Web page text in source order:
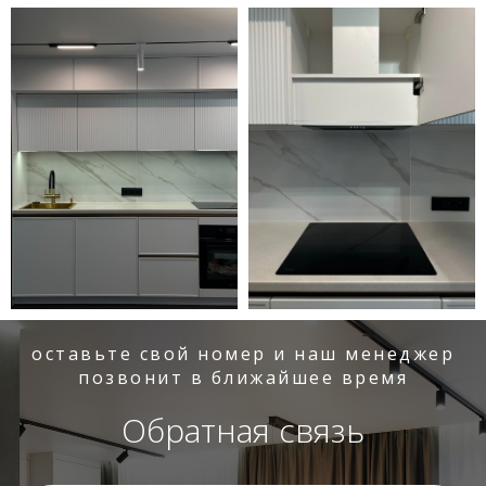
оставьте свой номер и наш менеджер
позвонит в ближайшее время
Обратная связь